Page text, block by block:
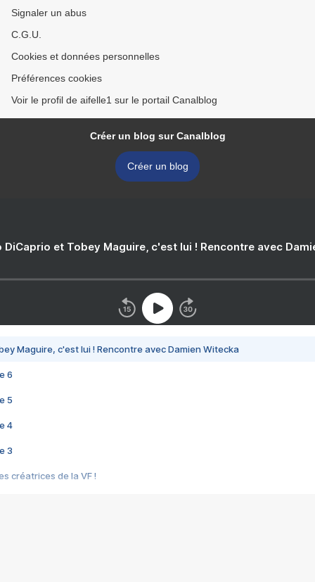
Signaler un abus
C.G.U.
Cookies et données personnelles
Préférences cookies
Voir le profil de aifelle1 sur le portail Canalblog
Créer un blog sur Canalblog
Créer un blog
DiCaprio et Tobey Maguire, c'est lui ! Rencontre avec
Maguire, c'est lui ! Rencontre avec Damien Witecka
6
5
4
3
créatrices de la VF !